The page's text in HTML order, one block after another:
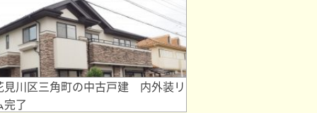
見川区三角町の中古戸建 内外装リ
完了